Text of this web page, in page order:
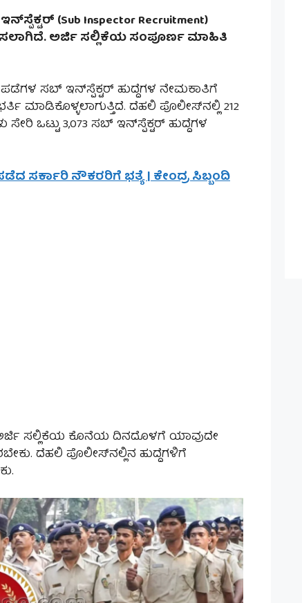
(Sub Inspector Recruitment)
ಅರ್ಜಿ ಸಲ್ಲಿಕೆಯ ಸಂಪೂರ್ಣ ಮಾಹಿತಿ
ಸಬ್ ಇನ್‌ಸ್ಪೆಕ್ಟರ್ ಹುದ್ದೆಗಳ ನೇಮಕಾತಿಗೆ
ಮಾಡಿಕೊಳ್ಳಲಾಗುತ್ತಿದೆ. ದೆಹಲಿ ಪೊಲೀಸ್‌ನಲ್ಲಿ 212
ಒಟ್ಟು 3,073 ಸಬ್ ಇನ್‌ಸ್ಪೆಕ್ಟರ್ ಹುದ್ದೆಗಳ
ಪಡೆದ ಸರ್ಕಾರಿ ನೌಕರರಿಗೆ ಭತ್ಯೆ | ಕೇಂದ್ರ ಸಿಬ್ಬಂದಿ
ಅರ್ಜಿ ಸಲ್ಲಿಕೆಯ ಕೊನೆಯ ದಿನದೊಳಗೆ ಯಾವುದೇ
ದೆಹಲಿ ಪೊಲೀಸ್‌ನಲ್ಲಿನ ಹುದ್ದೆಗಳಿಗೆ